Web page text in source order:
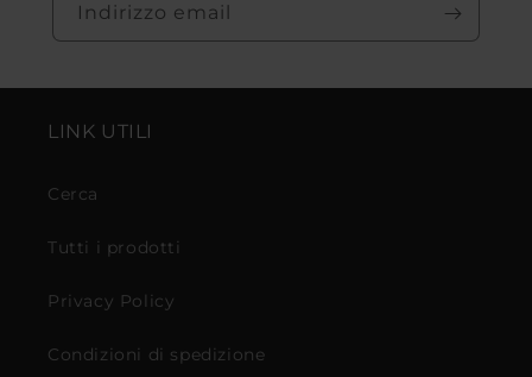
Indirizzo email
LINK UTILI
Cerca
Tutti i prodotti
Privacy Policy
Condizioni di spedizione